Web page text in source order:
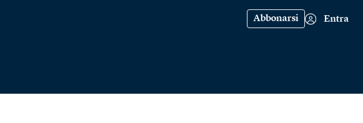
Abbonarsi Entra